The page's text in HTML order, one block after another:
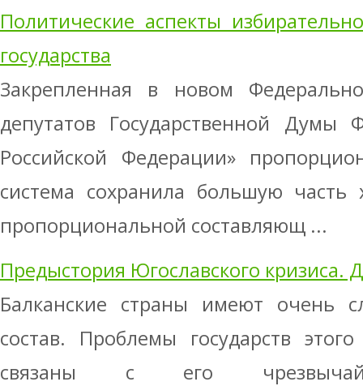
Политические аспекты
государства
Закрепленная в новом
депутатов Государственной Думы
Российской Федерации»
система сохранила большую часть
пропорциональной составляющ ...
Предыстория Югославского кризиса.
Балканские страны имеют очень
состав. Проблемы государств
связаны с его